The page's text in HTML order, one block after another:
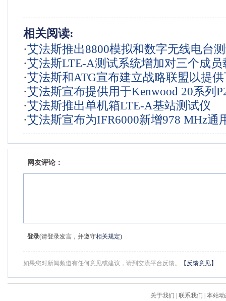
相关阅读:
·艾法斯推出8800模拟和数字无线电台
·艾法斯LTE-A测试系统增加对三个成员
的支持
·艾法斯和ATG宣布建立战略联盟以提
答机和TCAS航空电子测试设备
·艾法斯宣布提供用于Kenwood 20系列
NEXEDGE系列电台的自动测试和校准
·艾法斯推出单机箱LTE-A基站测试仪
·艾法斯宣布为IFR6000新增978 MHz通
机选配件
网友评论：
登录(请登录发言，并遵守相关规定)
如果您对新闻频道有任何意见或建议，请到交流平台反馈。 【反馈意见】
关于我们 联系我们 本站